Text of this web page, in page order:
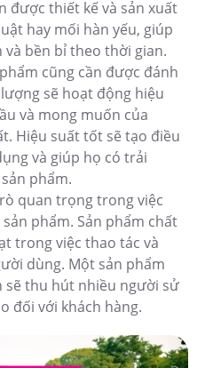
được thiết kế và sản xuất
hay mối hàn yếu, giúp
bền bỉ theo thời gian.
cũng cần được đánh
sẽ hoạt động hiệu
và mong muốn của
Hiệu suất tốt sẽ tạo điều
và giúp họ có trải
phẩm.
quan trọng trong việc
phẩm. Sản phẩm chất
trong việc thao tác và
dùng. Một sản phẩm
sẽ thu hút nhiều người sử
đối với khách hàng.